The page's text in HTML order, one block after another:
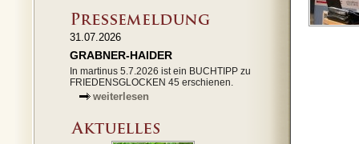
31.07.2026
GRABNER-HAIDER
In martinus 5.7.2026 ist ein BUCHTIPP zu
FRIEDENSGLOCKEN 45 erschienen.
weiterlesen